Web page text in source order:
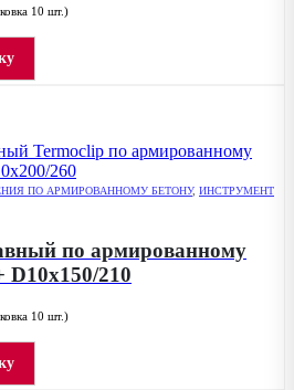
10 шт.)
ПО АРМИРОВАННОМУ БЕТОНУ, ИНСТРУМЕНТ
по армированному
D10x150/210
10 шт.)